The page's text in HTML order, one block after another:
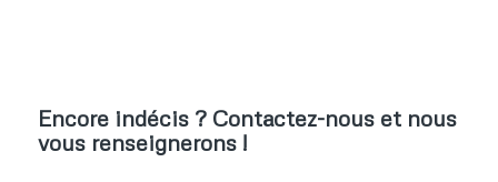
Encore indécis ? Contactez-nous et nous
vous renseignerons !